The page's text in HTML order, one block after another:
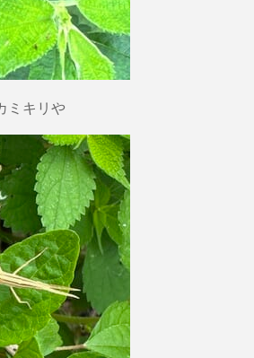
ミキリや